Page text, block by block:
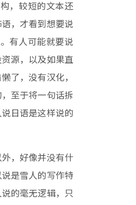
，较短的文本还
，才看到想要说
有人可能就要说
源，以及如果直
了，没有汉化，
至于将一句话拆
日语是这样说的
，好像并没有什
是雪人的写作特
的毫无逻辑，只